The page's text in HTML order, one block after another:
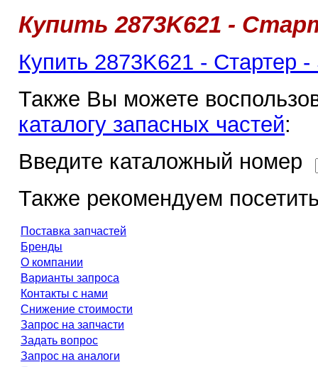
Купить 2873K621 -
Купить 2873K621 - Стартер
Также Вы можете
каталогу запасных частей:
Введите каталожный номер
Также рекомендуем
Поставка запчастей
Бренды
О компании
Варианты запроса
Контакты с нами
Снижение стоимости
Запрос на запчасти
Задать вопрос
Запрос на аналоги